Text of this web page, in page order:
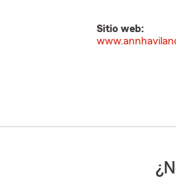
Sitio web: